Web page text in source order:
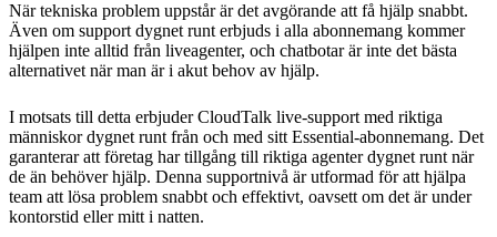
När tekniska problem uppstår är det avgörande att få hjälp snabbt.
Även om support dygnet runt erbjuds i alla abonnemang kommer
hjälpen inte alltid från liveagenter, och chatbotar är inte det bästa
alternativet när man är i akut behov av hjälp.
I motsats till detta erbjuder CloudTalk live-support med riktiga
människor dygnet runt från och med sitt Essential-abonnemang. Det
garanterar att företag har tillgång till riktiga agenter dygnet runt när
de än behöver hjälp. Denna supportnivå är utformad för att hjälpa
team att lösa problem snabbt och effektivt, oavsett om det är under
kontorstid eller mitt i natten.